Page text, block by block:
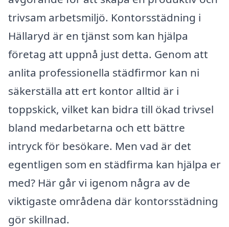
trivsam arbetsmiljö. Kontorsstädning i
Hällaryd är en tjänst som kan hjälpa
företag att uppnå just detta. Genom att
anlita professionella städfirmor kan ni
säkerställa att ert kontor alltid är i
toppskick, vilket kan bidra till ökad trivsel
bland medarbetarna och ett bättre
intryck för besökare. Men vad är det
egentligen som en städfirma kan hjälpa er
med? Här går vi igenom några av de
viktigaste områdena där kontorsstädning
gör skillnad.